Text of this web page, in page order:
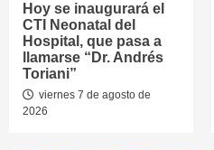
Hoy se inaugurará el
CTI Neonatal del
Hospital, que pasa a
llamarse “Dr. Andrés
Toriani”
viernes 7 de agosto de
2026